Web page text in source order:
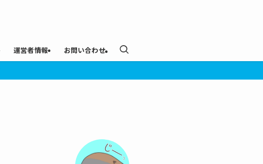
運営者情報 お問い合わせ